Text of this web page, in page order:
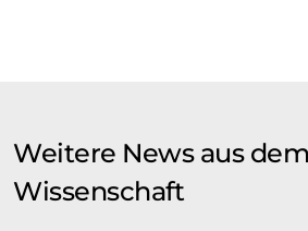
Weitere News aus
Wissenschaft